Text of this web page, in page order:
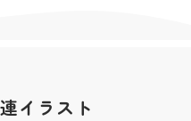
の著作権は私横浜市が所
イラスト